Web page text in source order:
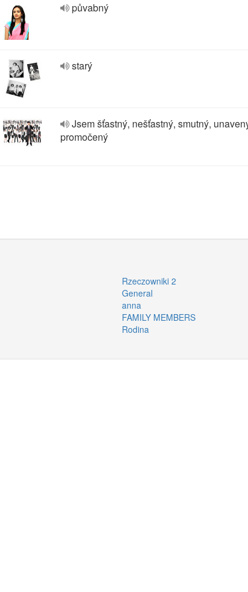
půvabný
starý
Jsem šťastný, nešťastný, smutný,
promočený
Rzeczowniki 2
General
anna
FAMILY MEMBERS
Rodina